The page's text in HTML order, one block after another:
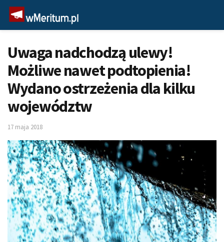
Uwaga nadchodzą ulewy!
Możliwe nawet podtopienia!
Wydano ostrzeżenia dla kilku
województw
17 maja 2018